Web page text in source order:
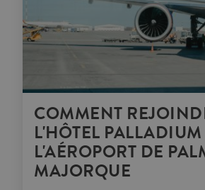
COMMENT
L'HÔTEL
L'AÉROPORT DE
MAJORQUE